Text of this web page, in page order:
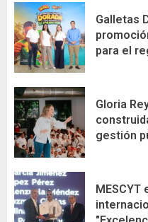
Galletas
para el
Gloria
gestión
MESCYT